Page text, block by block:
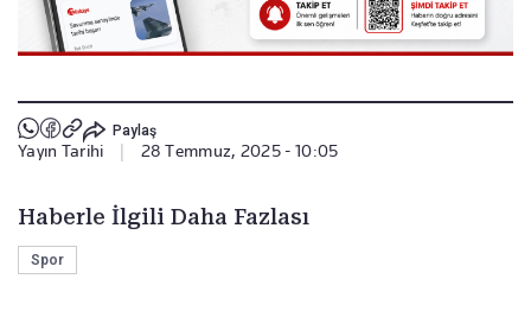
Paylaş
Yayın Tarihi 28 Temmuz, 2025 - 10:05
Haberle İlgili Daha Fazlası
Spor